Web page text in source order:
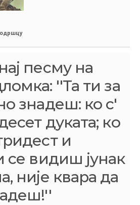
песму на
''Та ти за
знадеш: ко с'
дуката; ко
и
се видиш јунак
није квара да